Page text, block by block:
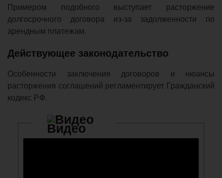
Примером подобного выступает расторжение
долгосрочного договора из-за задолженности по
арендным платежам.
Действующее законодательство
Особенности заключения договоров и нюансы
расторжения соглашений регламентирует Гражданский
кодекс РФ.
Видео